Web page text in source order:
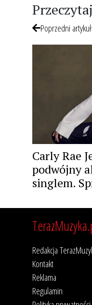
Poprzedni artykuł
Carly Rae
podwójny
singlem.
Redakcja
Kontakt
Reklama
Regulamin